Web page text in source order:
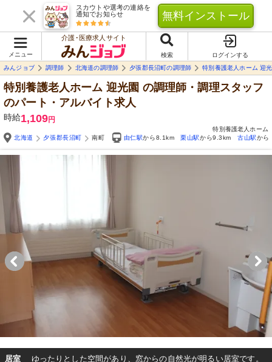
スカウトや選考の連絡を
通知でお知らせ
無料インストール
メニュー
介護･医療求人サイト
検索
ログインする
みんジョブ
調理師 北海道の調理師 夕張郡長沼町の調理師 特別養護老人ホーム 迎
特別養護老人ホーム 迎光園 の調理師・調理スタッフ
のパート・アルバイト求人
時給1,109円
特別養護老人ホーム
北海道
夕張郡長沼町 南町 由仁駅から8.1km 栗山駅から9.3km 古山駅から
居室
ゆったりとした空間があり、窓からの自然光が明るい居室です。